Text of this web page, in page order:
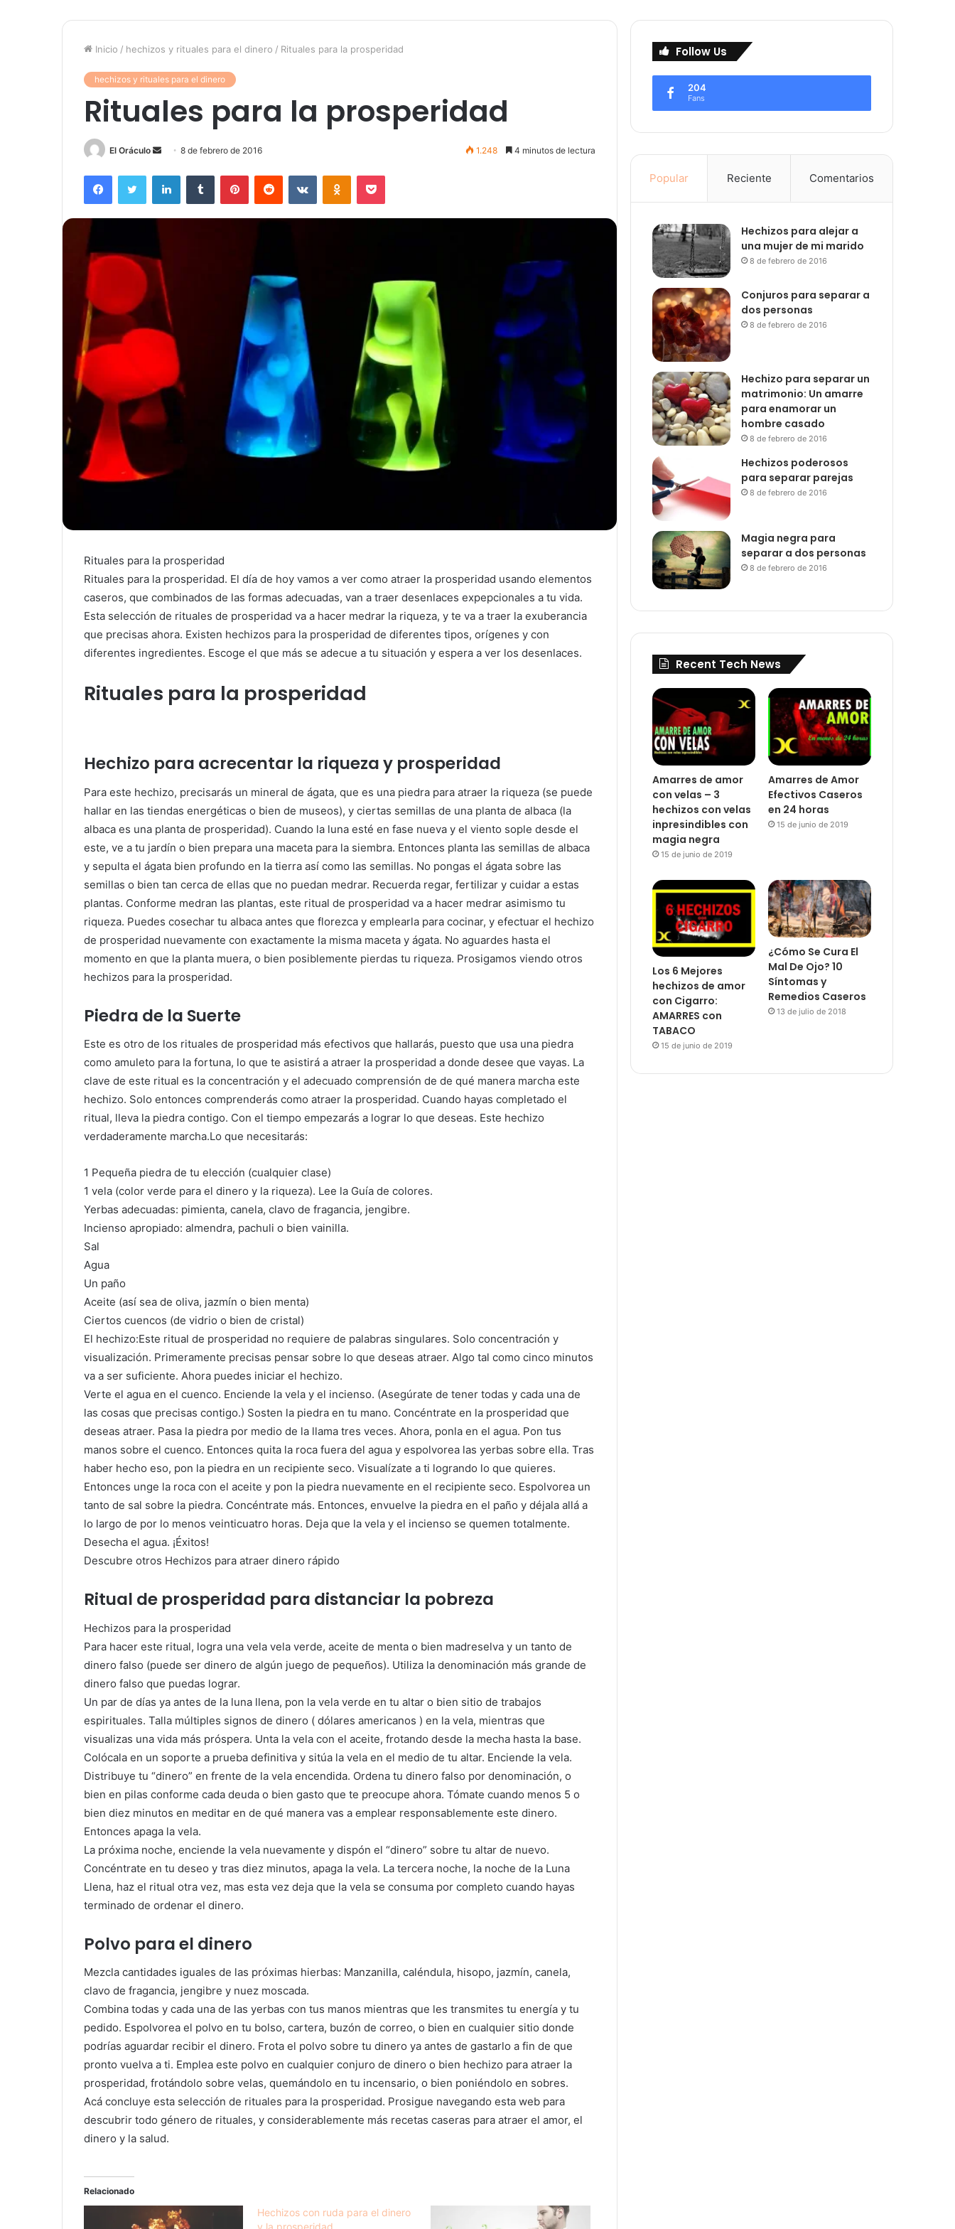
Inicio / hechizos y rituales para el dinero / Rituales para la prosperidad
hechizos y rituales para el dinero
Rituales para la prosperidad
El Oráculo
Send
email
8 de febrero de 2016 1.248 4 minutos de lectura
FacebookTwitter LinkedInTumblr PinterestReddit VKontakteOdnoklassniki
Pocket
Rituales para la prosperidad
Rituales para la prosperidad. El día de hoy vamos a ver como atraer la prosperidad usando elementos
caseros, que combinados de las formas adecuadas, van a traer desenlaces expepcionales a tu vida.
Esta selección de rituales de prosperidad va a hacer medrar la riqueza, y te va a traer la exuberancia
que precisas ahora. Existen hechizos para la prosperidad de diferentes tipos, orígenes y con
diferentes ingredientes. Escoge el que más se adecue a tu situación y espera a ver los desenlaces.
Rituales para la prosperidad
Hechizo para acrecentar la riqueza y prosperidad
Para este hechizo, precisarás un mineral de ágata, que es una piedra para atraer la riqueza (se puede
hallar en las tiendas energéticas o bien de museos), y ciertas semillas de una planta de albaca (la
albaca es una planta de prosperidad). Cuando la luna esté en fase nueva y el viento sople desde el
este, ve a tu jardín o bien prepara una maceta para la siembra. Entonces planta las semillas de albaca
y sepulta el ágata bien profundo en la tierra así como las semillas. No pongas el ágata sobre las
semillas o bien tan cerca de ellas que no puedan medrar. Recuerda regar, fertilizar y cuidar a estas
plantas. Conforme medran las plantas, este ritual de prosperidad va a hacer medrar asimismo tu
riqueza. Puedes cosechar tu albaca antes que florezca y emplearla para cocinar, y efectuar el hechizo
de prosperidad nuevamente con exactamente la misma maceta y ágata. No aguardes hasta el
momento en que la planta muera, o bien posiblemente pierdas tu riqueza. Prosigamos viendo otros
hechizos para la prosperidad.
Piedra de la Suerte
Este es otro de los rituales de prosperidad más efectivos que hallarás, puesto que usa una piedra
como amuleto para la fortuna, lo que te asistirá a atraer la prosperidad a donde desee que vayas. La
clave de este ritual es la concentración y el adecuado comprensión de de qué manera marcha este
hechizo. Solo entonces comprenderás como atraer la prosperidad. Cuando hayas completado el
ritual, lleva la piedra contigo. Con el tiempo empezarás a lograr lo que deseas. Este hechizo
verdaderamente marcha.Lo que necesitarás:
1 Pequeña piedra de tu elección (cualquier clase)
1 vela (color verde para el dinero y la riqueza). Lee la Guía de colores.
Yerbas adecuadas: pimienta, canela, clavo de fragancia, jengibre.
Incienso apropiado: almendra, pachuli o bien vainilla.
Sal
Agua
Un paño
Aceite (así sea de oliva, jazmín o bien menta)
Ciertos cuencos (de vidrio o bien de cristal)
El hechizo:Este ritual de prosperidad no requiere de palabras singulares. Solo concentración y
visualización. Primeramente precisas pensar sobre lo que deseas atraer. Algo tal como cinco minutos
va a ser suficiente. Ahora puedes iniciar el hechizo.
Verte el agua en el cuenco. Enciende la vela y el incienso. (Asegúrate de tener todas y cada una de
las cosas que precisas contigo.) Sosten la piedra en tu mano. Concéntrate en la prosperidad que
deseas atraer. Pasa la piedra por medio de la llama tres veces. Ahora, ponla en el agua. Pon tus
manos sobre el cuenco. Entonces quita la roca fuera del agua y espolvorea las yerbas sobre ella. Tras
haber hecho eso, pon la piedra en un recipiente seco. Visualízate a ti logrando lo que quieres.
Entonces unge la roca con el aceite y pon la piedra nuevamente en el recipiente seco. Espolvorea un
tanto de sal sobre la piedra. Concéntrate más. Entonces, envuelve la piedra en el paño y déjala allá a
lo largo de por lo menos veinticuatro horas. Deja que la vela y el incienso se quemen totalmente.
Desecha el agua. ¡Éxitos!
Descubre otros Hechizos para atraer dinero rápido
Ritual de prosperidad para distanciar la pobreza
Hechizos para la prosperidad
Para hacer este ritual, logra una vela vela verde, aceite de menta o bien madreselva y un tanto de
dinero falso (puede ser dinero de algún juego de pequeños). Utiliza la denominación más grande de
dinero falso que puedas lograr.
Un par de días ya antes de la luna llena, pon la vela verde en tu altar o bien sitio de trabajos
espirituales. Talla múltiples signos de dinero ( dólares americanos ) en la vela, mientras que
visualizas una vida más próspera. Unta la vela con el aceite, frotando desde la mecha hasta la base.
Colócala en un soporte a prueba definitiva y sitúa la vela en el medio de tu altar. Enciende la vela.
Distribuye tu “dinero” en frente de la vela encendida. Ordena tu dinero falso por denominación, o
bien en pilas conforme cada deuda o bien gasto que te preocupe ahora. Tómate cuando menos 5 o
bien diez minutos en meditar en de qué manera vas a emplear responsablemente este dinero.
Entonces apaga la vela.
La próxima noche, enciende la vela nuevamente y dispón el “dinero” sobre tu altar de nuevo.
Concéntrate en tu deseo y tras diez minutos, apaga la vela. La tercera noche, la noche de la Luna
Llena, haz el ritual otra vez, mas esta vez deja que la vela se consuma por completo cuando hayas
terminado de ordenar el dinero.
Polvo para el dinero
Mezcla cantidades iguales de las próximas hierbas: Manzanilla, caléndula, hisopo, jazmín, canela,
clavo de fragancia, jengibre y nuez moscada.
Combina todas y cada una de las yerbas con tus manos mientras que les transmites tu energía y tu
pedido. Espolvorea el polvo en tu bolso, cartera, buzón de correo, o bien en cualquier sitio donde
podrías aguardar recibir el dinero. Frota el polvo sobre tu dinero ya antes de gastarlo a fin de que
pronto vuelva a ti. Emplea este polvo en cualquier conjuro de dinero o bien hechizo para atraer la
prosperidad, frotándolo sobre velas, quemándolo en tu incensario, o bien poniéndolo en sobres.
Acá concluye esta selección de rituales para la prosperidad. Prosigue navegando esta web para
descubrir todo género de rituales, y considerablemente más recetas caseras para atraer el amor, el
dinero y la salud.
Relacionado
Hechizos con ruda para el dinero
Follow Us
204
Fans
Popular Reciente Comentarios
Hechizos para alejar a
una mujer de mi marido
8 de febrero de 2016
Conjuros para separar a
dos personas
8 de febrero de 2016
Hechizo para separar un
matrimonio: Un amarre
para enamorar un
hombre casado
8 de febrero de 2016
Hechizos poderosos
para separar parejas
8 de febrero de 2016
Magia negra para
separar a dos personas
8 de febrero de 2016
Recent Tech News
Amarres de amor
con velas – 3
hechizos con velas
inpresindibles con
magia negra
15 de junio de 2019
Amarres de Amor
Efectivos Caseros
en 24 horas
15 de junio de 2019
Los 6 Mejores
hechizos de amor
con Cigarro:
AMARRES con
TABACO
15 de junio de 2019
¿Cómo Se Cura El
Mal De Ojo? 10
Síntomas y
Remedios Caseros
13 de julio de 2018